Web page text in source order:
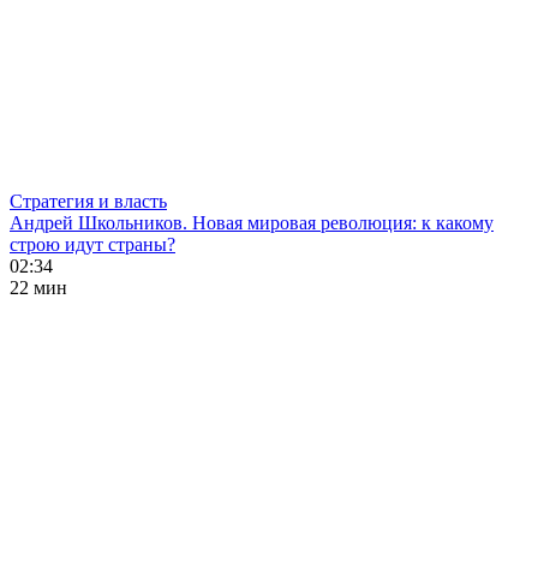
Стратегия и власть
Андрей Школьников. Новая мировая революция: к какому
строю идут страны?
02:34
22 мин